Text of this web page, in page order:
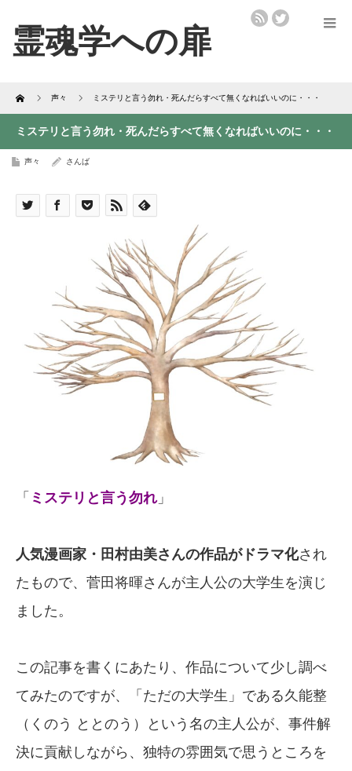
Home 声々 ミステリと言う勿れ・死んだらすべて無くなればいいのに・・・
ミステリと言う勿れ・死んだらすべて無くなればいいのに・・・
声々 さんば
「 ミステリと言う勿れ」
人気漫画家・田村由美さんの作品がドラマ化され
たもので、菅田将暉さんが主人公の大学生を演じ
ました。
この記事を書くにあたり、作品について少し調べ
てみたのですが、「ただの大学生」である久能整
（くのう ととのう）という名の主人公が、事件解
決に貢献しながら、独特の雰囲気で思うところを